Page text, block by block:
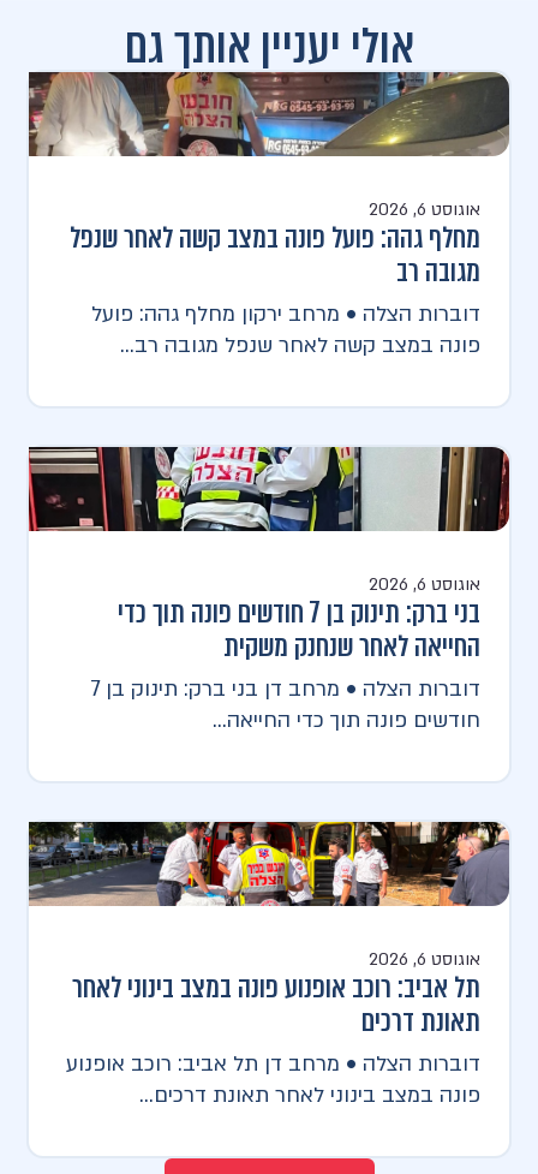
אולי יעניין אותך גם
אוגוסט 6, 2026
מחלף גהה: פועל פונה במצב קשה לאחר שנפל
מגובה רב
דוברות הצלה • מרחב ירקון מחלף גהה: פועל
פונה במצב קשה לאחר שנפל מגובה רב...
אוגוסט 6, 2026
בני ברק: תינוק בן 7 חודשים פונה תוך כדי
החייאה לאחר שנחנק משקית
דוברות הצלה • מרחב דן בני ברק: תינוק בן 7
חודשים פונה תוך כדי החייאה...
אוגוסט 6, 2026
תל אביב: רוכב אופנוע פונה במצב בינוני לאחר
תאונת דרכים
דוברות הצלה • מרחב דן תל אביב: רוכב אופנוע
פונה במצב בינוני לאחר תאונת דרכים...